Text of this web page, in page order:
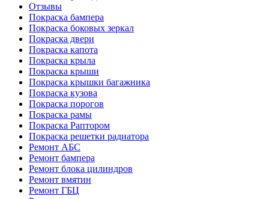
Отзывы
Покраска бампера
Покраска боковых зеркал
Покраска двери
Покраска капота
Покраска крыла
Покраска крыши
Покраска крышки багажника
Покраска кузова
Покраска порогов
Покраска рамы
Покраска Раптором
Покраска решетки радиатора
Ремонт АБС
Ремонт бампера
Ремонт блока цилиндров
Ремонт вмятин
Ремонт ГБЦ